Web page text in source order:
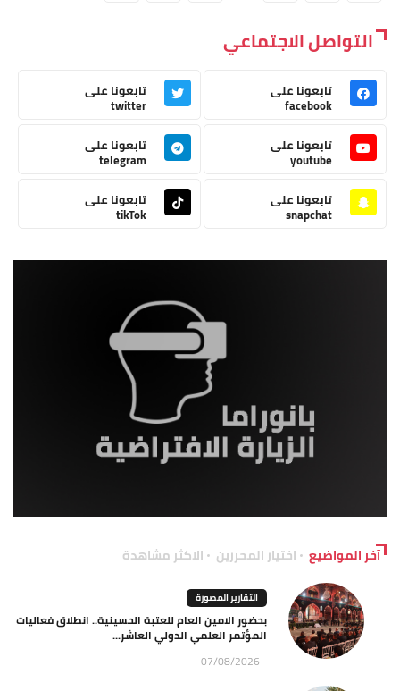
التواصل الاجتماعي
تابعونا على
facebook
تابعونا على
twitter
تابعونا على
youtube
تابعونا على
telegram
تابعونا على
snapchat
تابعونا على
tikTok
آخر المواضيع اختيار المحررين الاكثر مشاهدة
التقارير المصورة
بحضور الامين العام للعتبة الحسينية.. انطلاق فعاليات
المؤتمر العلمي الدولي العاشر...
07/08/2026